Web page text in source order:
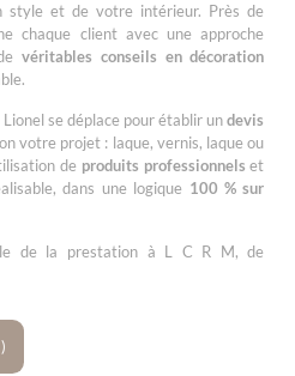
style et de votre intérieur. Près de
chaque client avec une approche
véritables conseils en décoration
Lionel se déplace pour établir undevis
votre projet : laque, vernis, laque ou
de produits professionnels et
dans une logique 100 % sur
de la prestation à L C R M, de